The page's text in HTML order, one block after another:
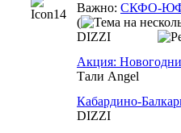
Важно: СКФО-
(
DIZZI
Акция:
Тали Angel
Кабардино-
DIZZI